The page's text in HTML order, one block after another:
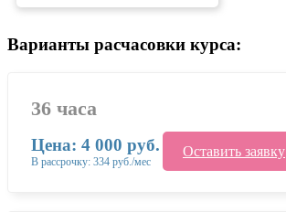
Варианты расчасовки курса:
36 часа
Цена: 4 000 руб.
В рассрочку: 334 руб./мес
Оставить заявку